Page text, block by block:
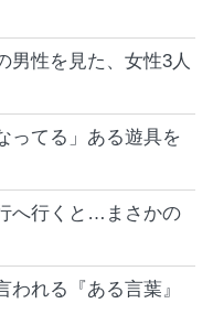
男性を見た、女性3人
ってる」ある遊具を
へ行くと…まさかの
れる『ある言葉』